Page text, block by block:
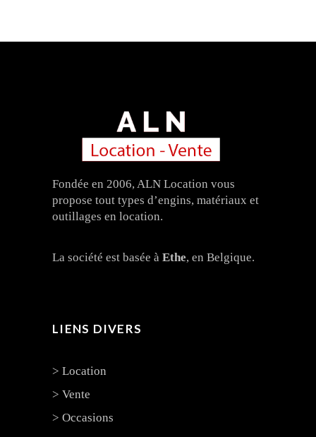
Fondée en 2006, ALN Location vous
propose tout types d’engins, matériaux et
outillages en location.
La société est basée à Ethe, en Belgique.
LIENS DIVERS
> Location
> Vente
> Occasions